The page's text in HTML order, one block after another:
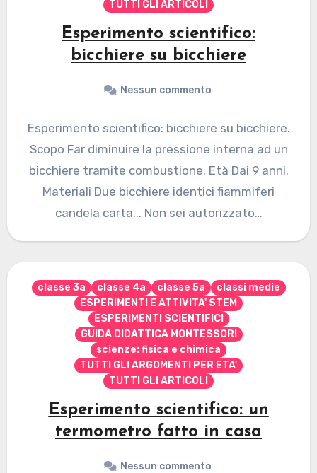
TUTTI GLI ARTICOLI
Esperimento scientifico:
bicchiere su bicchiere
Nessun commento
Esperimento scientifico: bicchiere su bicchiere.
Scopo Far diminuire la pressione interna ad un
bicchiere tramite combustione. Età Dai 9 anni.
Materiali Due bicchiere identici fiammiferi
candela carta... Non sei autorizzato…
classe 3a classe 4a classe 5a
classi medie
ESPERIMENTI E ATTIVITA' STEM
ESPERIMENTI SCIENTIFICI
GUIDA DIDATTICA MONTESSORI
scienze: fisica e chimica
TUTTI GLI ARGOMENTI PER ETA'
TUTTI GLI ARTICOLI
Esperimento scientifico: un
termometro fatto in casa
Nessun commento